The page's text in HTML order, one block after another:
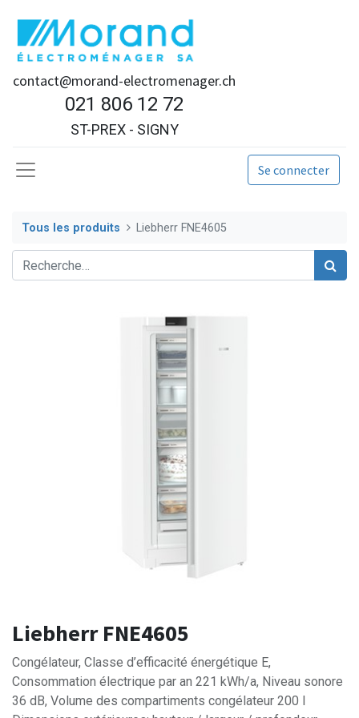
contact@morand-electromenager.ch
021 806 12 72
ST-PREX - SIGNY
Se connecter
Tous les produits Liebherr FNE4605
Liebherr FNE4605
Congélateur, Classe d’efficacité énergétique E,
Consommation électrique par an 221 kWh/a, Niveau sonore
36 dB, Volume des compartiments congélateur 200 l